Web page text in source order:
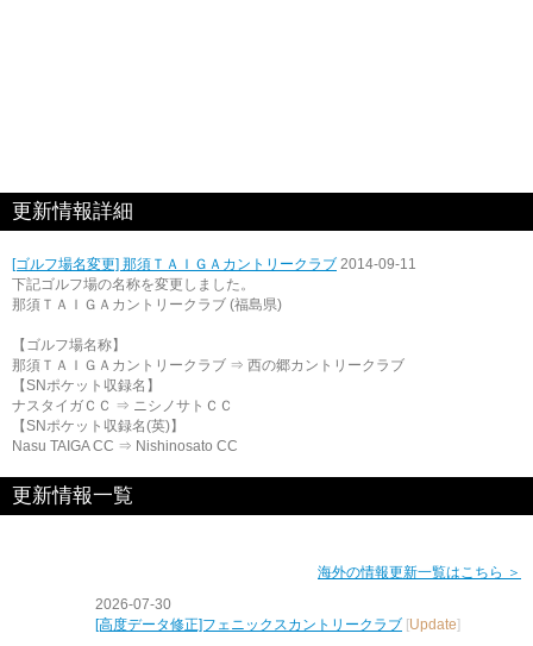
更新情報詳細
[ゴルフ場名変更] 那須ＴＡＩＧＡカントリークラブ 2014-09-11
下記ゴルフ場の名称を変更しました。
那須ＴＡＩＧＡカントリークラブ (福島県)
【ゴルフ場名称】
那須ＴＡＩＧＡカントリークラブ ⇒ 西の郷カントリークラブ
【SNポケット収録名】
ナスタイガＣＣ ⇒ ニシノサトＣＣ
【SNポケット収録名(英)】
Nasu TAIGA CC ⇒ Nishinosato CC
更新情報一覧
海外の情報更新一覧はこちら ＞
2026-07-30
[高度データ修正]フェニックスカントリークラブ
Update